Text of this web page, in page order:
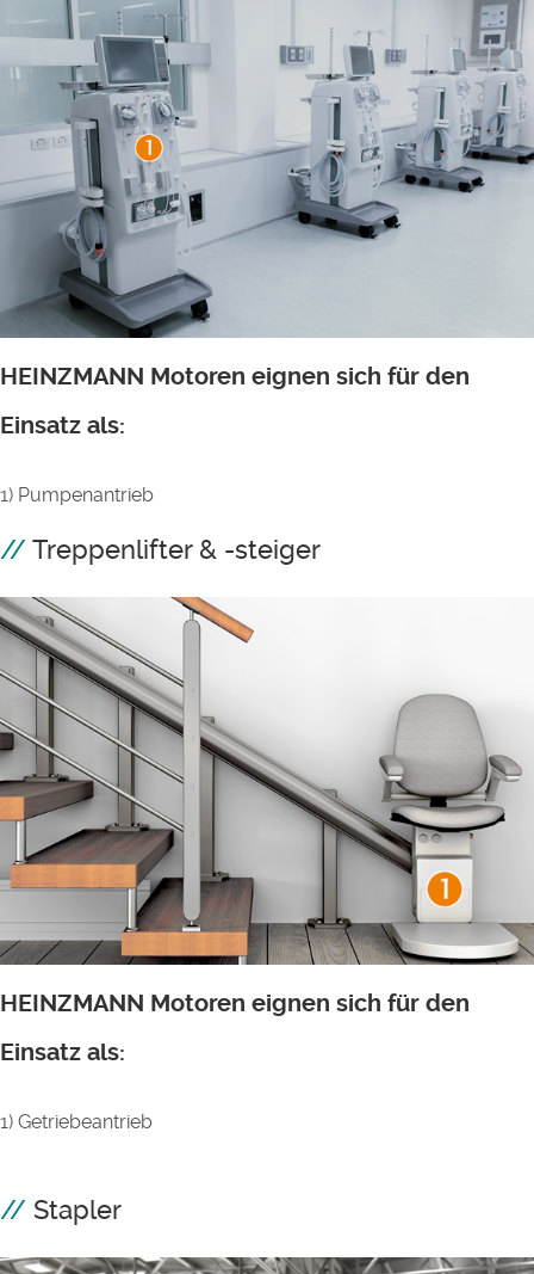
HEINZMANN Motoren eignen sich für den
Einsatz als:
1) Pumpenantrieb
Treppenlifter & -steiger
HEINZMANN Motoren eignen sich für den
Einsatz als:
1) Getriebeantrieb
Stapler